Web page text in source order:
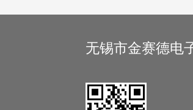
无锡市金赛德电